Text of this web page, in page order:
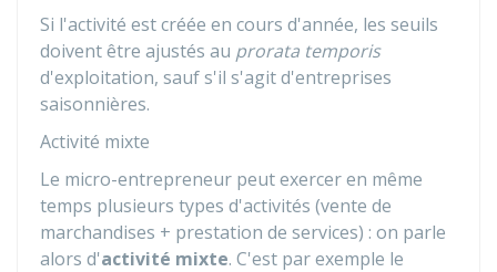
Si l'activité est créée en cours d'année, les seuils
doivent être ajustés au prorata temporis
d'exploitation, sauf s'il s'agit d'entreprises
saisonnières.
Activité mixte
Le micro-entrepreneur peut exercer en même
temps plusieurs types d'activités (vente de
marchandises + prestation de services) : on parle
alors d'activité mixte. C'est par exemple le